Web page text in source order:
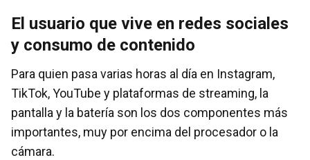
El usuario que vive en redes sociales
y consumo de contenido
Para quien pasa varias horas al día en Instagram,
TikTok, YouTube y plataformas de streaming, la
pantalla y la batería son los dos componentes más
importantes, muy por encima del procesador o la
cámara.